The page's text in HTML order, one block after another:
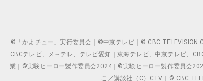
©「かよチュー」実行委員会｜©中京テレビ｜© CBC
CBCテレビ、メ～テレ、テレビ愛知｜東海テレビ、中京テレビ、
業｜©実験ヒーロー製作委員会2024｜©実験ヒーロー製作委員会
こ／講談社（C）CTV｜© CBC